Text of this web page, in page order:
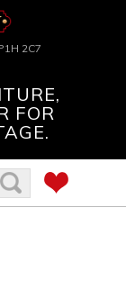
2C7
FOR